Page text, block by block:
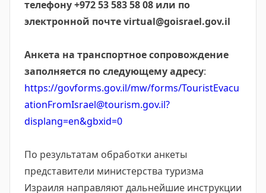
телефону +972 53 583 58 08 или по
электронной почтеvirtual@goisrael.gov.il
Анкета на транспортное сопровождение
заполняется по следующему адресу:
https://govforms.gov.il/mw/forms/TouristEvacu
ationFromIsrael@tourism.gov.il?
displang=en&gbxid=0
По результатам обработки анкеты
представители министерства туризма
Израиля направляют дальнейшие инструкции